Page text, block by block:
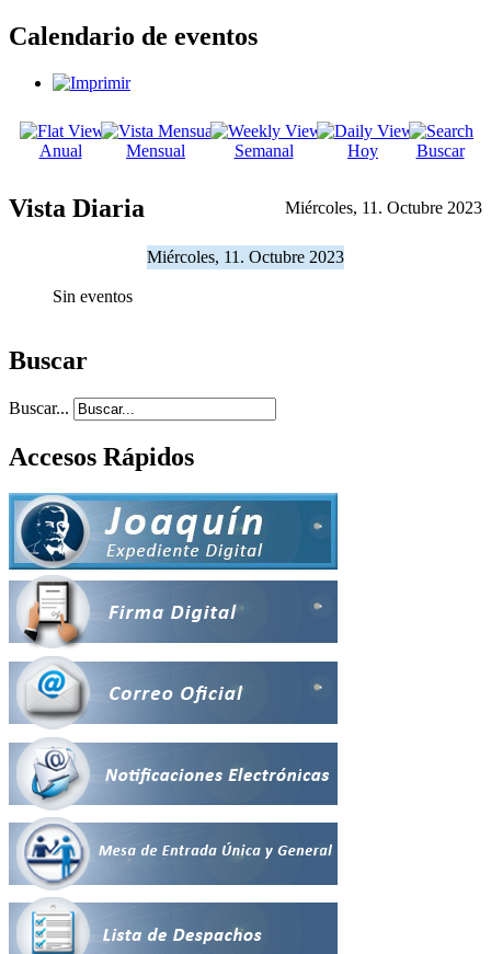
Calendario de eventos
Anual Mensual Semanal Hoy Buscar
Vista Diaria Miércoles, 11. Octubre 2023
Miércoles, 11. Octubre 2023
Sin eventos
Buscar
Buscar...
Accesos Rápidos